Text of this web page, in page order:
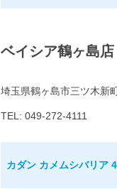
ベイシア鶴ヶ島店
埼玉県鶴ヶ島市三ツ木新
TEL: 049-272-4111
カダン カメムシバリア